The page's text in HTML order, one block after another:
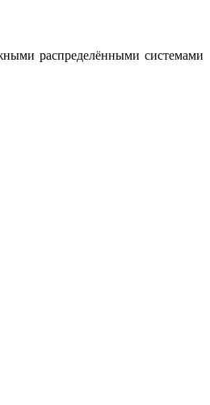
распределёнными системами